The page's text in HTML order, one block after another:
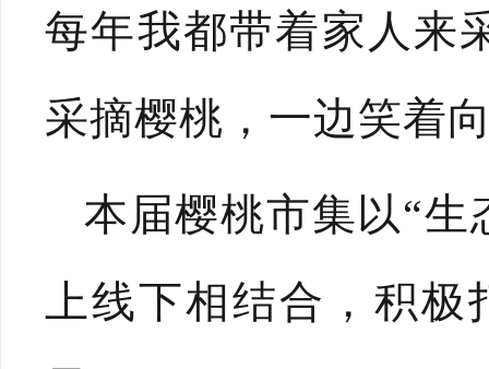
每年我都带着家人来
采摘樱桃，一边笑着
本届樱桃市集以“
上线下相结合，积极